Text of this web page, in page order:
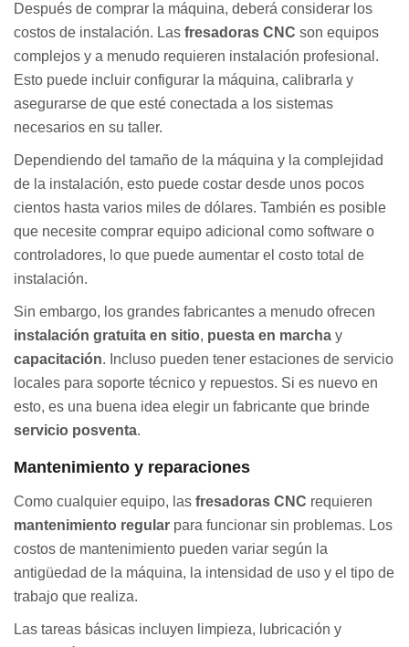
Después de comprar la máquina, deberá considerar los
costos de instalación. Las fresadoras CNC son equipos
complejos y a menudo requieren instalación profesional.
Esto puede incluir configurar la máquina, calibrarla y
asegurarse de que esté conectada a los sistemas
necesarios en su taller.
Dependiendo del tamaño de la máquina y la complejidad
de la instalación, esto puede costar desde unos pocos
cientos hasta varios miles de dólares. También es posible
que necesite comprar equipo adicional como software o
controladores, lo que puede aumentar el costo total de
instalación.
Sin embargo, los grandes fabricantes a menudo ofrecen
instalación gratuita en sitio, puesta en marcha y
capacitación. Incluso pueden tener estaciones de servicio
locales para soporte técnico y repuestos. Si es nuevo en
esto, es una buena idea elegir un fabricante que brinde
servicio posventa.
Mantenimiento y reparaciones
Como cualquier equipo, las fresadoras CNC requieren
mantenimiento regular para funcionar sin problemas. Los
costos de mantenimiento pueden variar según la
antigüedad de la máquina, la intensidad de uso y el tipo de
trabajo que realiza.
Las tareas básicas incluyen limpieza, lubricación y